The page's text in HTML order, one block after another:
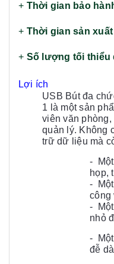
+ Thời gian bảo
+ Thời gian sản
+ Số lượng tối thiểu
Lợi ích
USB Bút đa
1 là một sản
viên văn
quản lý. Không
trữ dữ liệu mà
-
họp,
- Một
công
-
nhỏ
-
đễ